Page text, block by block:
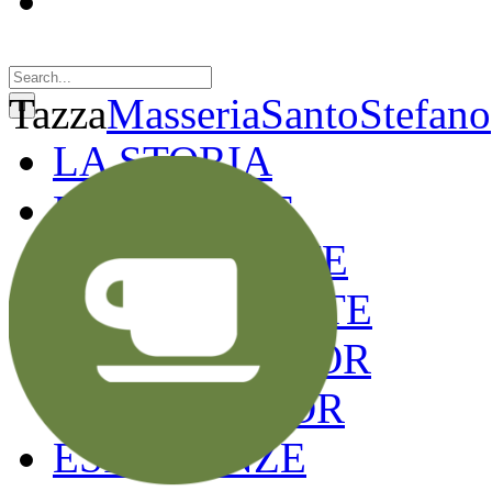
for:
LA STORIA
LE CAMERE
GOLD SUITE
GREEN SUITE
BLUE JUNIOR
RED JUNIOR
ESPERIENZE
TazzaMasseriaSantoStefano